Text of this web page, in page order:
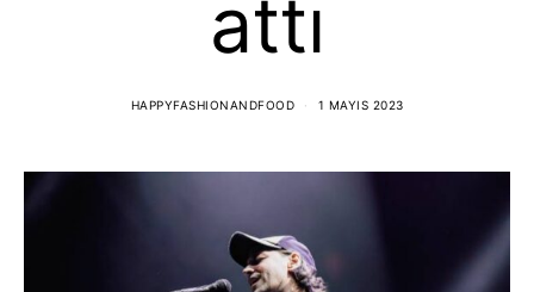
attı
HAPPYFASHIONANDFOOD 1 MAYIS 2023